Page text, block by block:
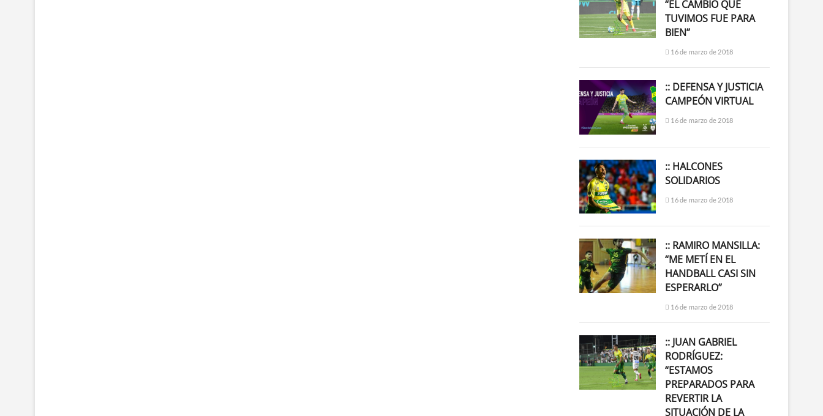
“EL CAMBIO QUE
TUVIMOS FUE PARA
BIEN”
16 de marzo de 2018
:: DEFENSA Y JUSTICIA
CAMPEÓN VIRTUAL
16 de marzo de 2018
:: HALCONES
SOLIDARIOS
16 de marzo de 2018
:: RAMIRO MANSILLA:
“ME METÍ EN EL
HANDBALL CASI SIN
ESPERARLO”
16 de marzo de 2018
:: JUAN GABRIEL
RODRÍGUEZ:
“ESTAMOS
PREPARADOS PARA
REVERTIR LA
SITUACIÓN DE LA